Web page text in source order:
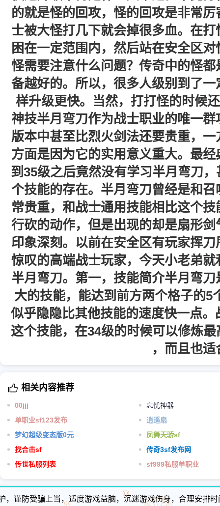
的就是怪的回攻，怪的回攻是非常
士被大怪打几下就会掉很多血。在
困在一定范围内，然后站在安全区
怪需要注意什么问题？传奇中的怪
备越好的。所以，很多人级别到了
样升级更快。当然，打打怪的时候
神技半月弯刀作为战士职业的唯一
版本中甚至比烈火剑法还要贵重，
方面是因为它的实用意义重大。最
到35级之后竟然没有学习半月弯刀
个技能的存在。半月弯刀曾经是和
常贵重，和战士通用技能相比这个
行砍的动作，但是出现的却是扇形
印象深刻。以前在安全区有玩家挥
惊叹的高端战士玩家，今天小老弟
半月弯刀。第一，技能简介半月弯
大的技能，能达到前方两个格子的5
似乎隐隐比其他技能的速度快一点
这个技能，在34级的时候可以修炼
，而且也适
相关内容推荐
00jjj
忘忧神器
单职业sf123发布
逍遥扇
梦幻超级变态版0元
凤舞天骄sf
找合击sf
传奇3sf发布网
传世私服列表
sf999私服单职业
，谨防受骗上当，适度游戏益脑，沉迷游戏伤身，合理安排